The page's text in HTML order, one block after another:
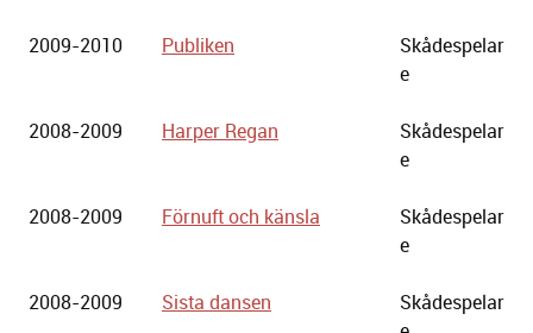
2009-2010 Publiken
Skådespelar
e
2008-2009 Harper Regan
Skådespelar
e
2008-2009 Förnuft och känsla
Skådespelar
e
2008-2009 Sista dansen
Skådespelar